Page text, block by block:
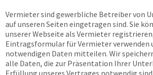
Vermieter sind gewerbliche Betreiber von
auf unseren Seiten eingetragen sind. Sie
unserer Webseite als Vermieter
Eintragsformular für Vermieter verwenden
notwendigen Daten mitteilen. Wir
alle Daten, die zur Präsentation Ihrer
Erfüllung unseres Vertrages notwendig